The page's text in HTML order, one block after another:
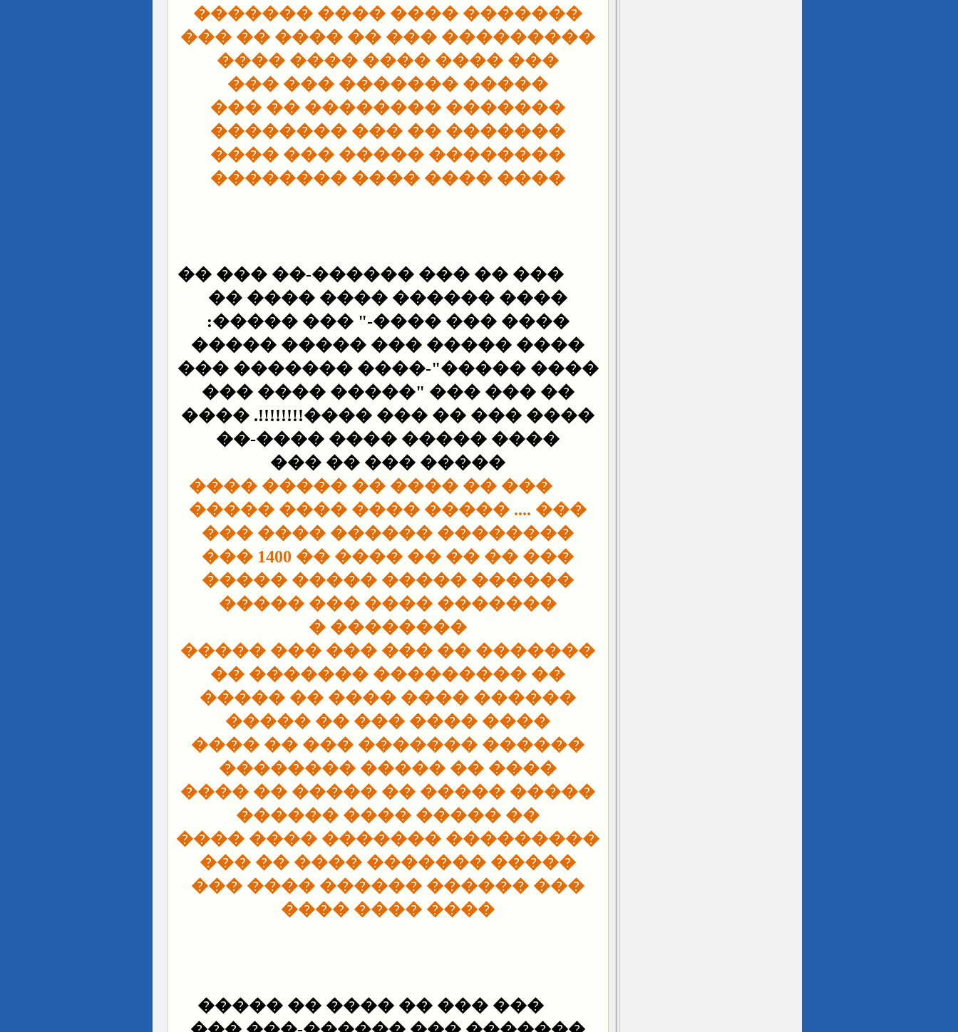
������� ���� ���� �������
��������� ��� �� ���� �� ���
��� ���� ���� ���� ����
����� ������� ��� ���
������� �������� �� ���
������� �� ��� ��������
�������� ����� ��� ����
���� ���� ���� ��������
��� �� ��� ������-�� ��� ��
���� ������ ���� ���� ��
���� ��� ����-" ��� �����:
���� ����� ��� ����� �����
���� �����"-���� ������� ���
�� ��� ��� "����� ���� ���
���� ��� �� ��� ����!!!!!!!!. ����
���� ����� ���� ����-��
����� ��� �� ���
��� �� ���� �� ����� ����
��� .... ����� ���� ���� �����
�������� ������ ���� ���
��� �� �� �� ���� �� 1400 ���
������ ����� ����� �����
������� ���� ��� �����
�������� �
������� �� ��� ��� ��� �����
�� ��������� ������� ��
������ ���� ���� �� �����
���� ���� ��� �� �����
������ ������� ��� �� ����
���� �� ����� ��������
����� ����� �� ����� �� ����
�� ����� ���� ������
��������� ������� ���� ����
����� ������� ���� �� ���
��� ������ ������ ���� ���
���� ���� ����
��� ��� �� ���� �� �����